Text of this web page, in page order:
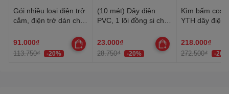
Gói nhiều loại điện trở
cắm, điện trở dán cho
91.000₫
113.750₫ -20%
(10 mét) Dây điện
PVC, 1 lõi đồng si chì,
22AWG
23.000₫
28.750₫ -20%
Kìm bấm cos
YTH dây điện
218.000₫
272.500₫ -20%